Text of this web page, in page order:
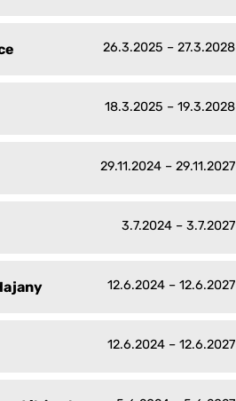
26.3.2025 – 27.3.2028
18.3.2025 – 19.3.2028
29.11.2024 – 29.11.2027
3.7.2024 – 3.7.2027
12.6.2024 – 12.6.2027
12.6.2024 – 12.6.2027